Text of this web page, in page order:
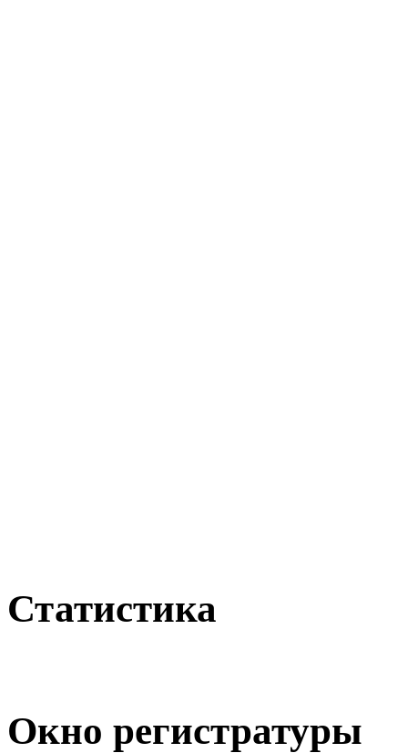
Статистика
Окно регистратуры